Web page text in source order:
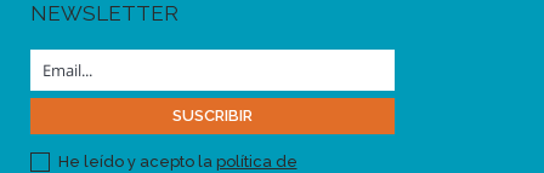
NEWSLETTER
He leído y acepto la política de